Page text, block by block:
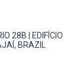
28B | EDIFÍCIO
BRAZIL